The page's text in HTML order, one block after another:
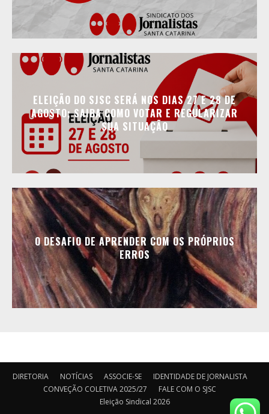
ELEIÇÃO DO SJSC SERÁ NOS DIAS 27 E 28 DE
AGOSTO; SAIBA COMO VOTAR E REGULARIZAR
SUA SITUAÇÃO
O DESAFIO DE APRENDER COM OS PRÓPRIOS
ERROS
DIRETORIA NOTÍCIAS ASSOCIE-SE
IDENTIDADE DE JORNALISTA
CONVEÇÃO COLETIVA 2025/27
FALE COM O SJSC
Eleição Sindical 2026